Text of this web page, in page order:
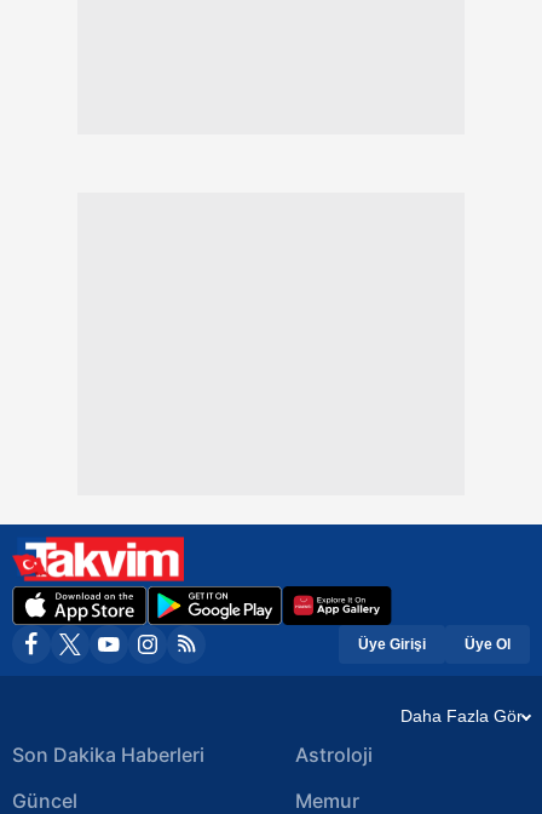
Üye Girişi Üye Ol
Daha Fazla Gör
Son Dakika Haberleri
Güncel
Astroloji
Memur